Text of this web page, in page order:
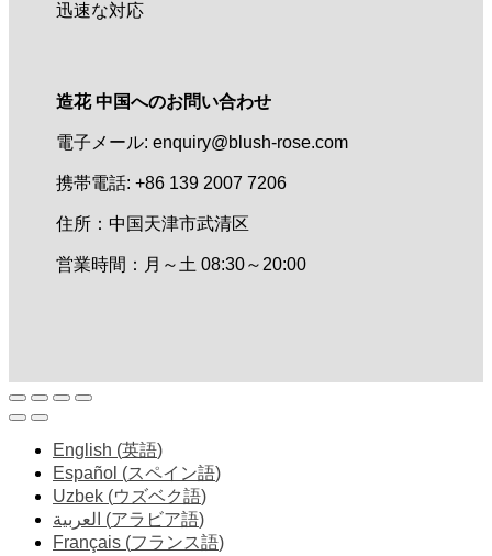
迅速な対応
造花 中国へのお問い合わせ
電子メール: enquiry@blush-rose.com
携帯電話: +86 139 2007 7206
住所：中国天津市武清区
営業時間：月～土 08:30～20:00
English (英語)
Español (スペイン語)
Uzbek (ウズベク語)
العربية (アラビア語)
Français (フランス語)